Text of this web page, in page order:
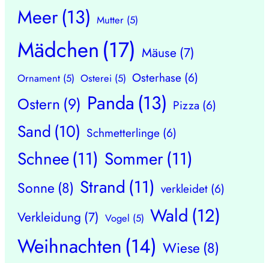
Meer(13) Mutter (5)
Mädchen (17) Mäuse (7)
Ornament (5) Osterei (5) Osterhase (6)
Ostern (9) Panda (13) Pizza (6)
Sand (10) Schmetterlinge (6)
Schnee(11) Sommer(11)
Sonne (8) Strand (11) verkleidet (6)
Verkleidung (7) Vogel (5) Wald (12)
Weihnachten(14) Wiese (8)